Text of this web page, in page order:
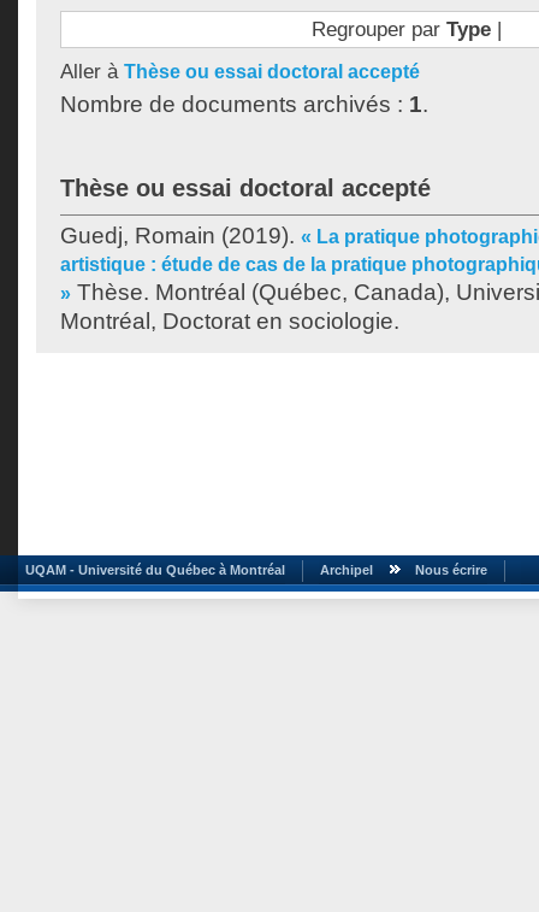
Regrouper par Type|
Aller à Thèse ou essai doctoral accepté
Nombre de documents archivés : 1.
Thèse ou essai doctoral accepté
Guedj, Romain (2019). « La pratique
artistique : étude de cas de la pratique
» Thèse. Montréal (Québec, Canada),
Montréal, Doctorat en sociologie.
UQAM - Université du Québec à Montréal Archipel Nous écrire